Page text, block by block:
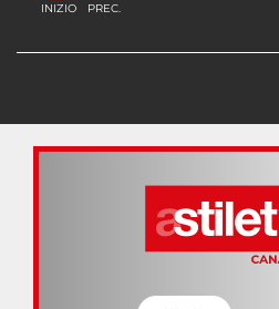
INIZIO PREC.